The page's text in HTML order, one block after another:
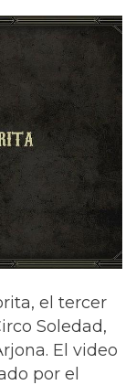
el tercer
Soledad,
El video
por el